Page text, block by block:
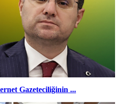
Gazeteciliğinin ...